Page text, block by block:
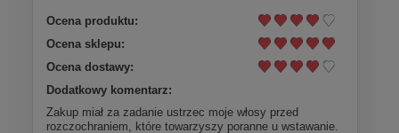
Ocena produktu:
Ocena sklepu:
Ocena dostawy:
Dodatkowy komentarz:
Zakup miał za zadanie ustrzec moje włosy przed
rozczochraniem, które towarzyszy poranne u wstawanie.